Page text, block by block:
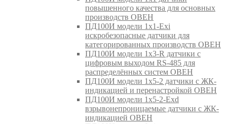
повышенного качества для основных
производств ОВЕН
ПД100И модели 1х1-Exi
искробезопасные датчики для
категорированных производств ОВЕН
ПД100И модели 1х3-R датчики с
цифровым выходом RS-485 для
распределённых систем ОВЕН
ПД100И модели 1х5-2 датчики с ЖК-
индикацией и перенастройкой ОВЕН
ПД100И модели 1х5-2-Exd
взрывонепроницаемые датчики с ЖК-
индикацией ОВЕН